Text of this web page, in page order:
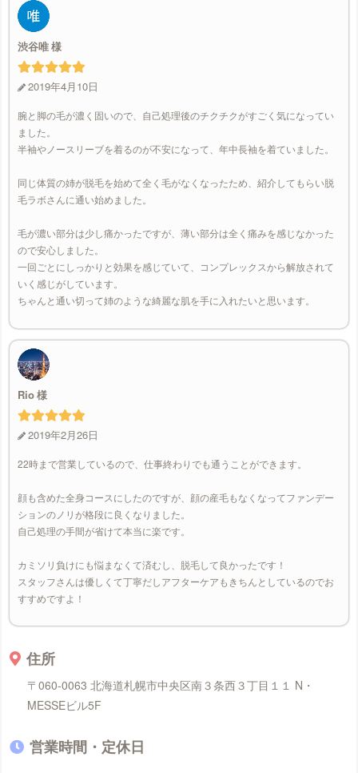
渋谷唯
2019年4月10日
腕と脚の毛が濃く固いので、自己処理後のチクチクがすごく気になってい
ました。
半袖やノースリーブを着るのが不安になって、年中長袖を着ていました。
同じ体質の姉が脱毛を始めて全く毛がなくなったため、紹介してもらい脱
毛ラボさんに通い始めました。
毛が濃い部分は少し痛かったですが、薄い部分は全く痛みを感じなかった
ので安心しました。
一回ごとにしっかりと効果を感じていて、コンプレックスから解放されて
いく感じがしています。
ちゃんと通い切って姉のような綺麗な肌を手に入れたいと思います。
Rio
2019年2月26日
22時まで営業しているので、仕事終わりでも通うことができます。
顔も含めた全身コースにしたのですが、顔の産毛もなくなってファンデー
ションのノリが格段に良くなりました。
自己処理の手間が省けて本当に楽です。
カミソリ負けにも悩まなくて済むし、脱毛して良かったです！
スタッフさんは優しくて丁寧だしアフターケアもきちんとしているのでお
すすめですよ！
住所
〒060-0063 北海道札幌市中央区南３条西３丁目１１ N・
MESSEビル5F
営業時間・定休日